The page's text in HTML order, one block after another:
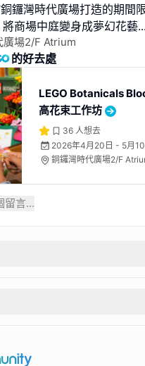
鑼灣時代廣場打造的期間
商場中庭變身成夢幻花藝...
廣場2/F Atrium
的好去處
LEGO Botanicals
高花束工作坊
36 人想去
2026年4月20日 - 5月10
銅鑼灣時代廣場2/F
留言...